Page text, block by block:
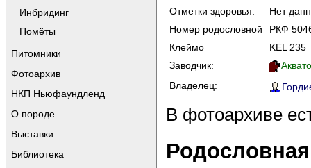
Инбридинг
Помёты
Питомники
Фотоархив
НКП Ньюфаундленд
О породе
Выставки
Библиотека
Отметки здоровья:
Нет
Номер родословной
РКФ
Клеймо
KEL 235
Заводчик:
Владелец:
В фотоархиве
Родословная